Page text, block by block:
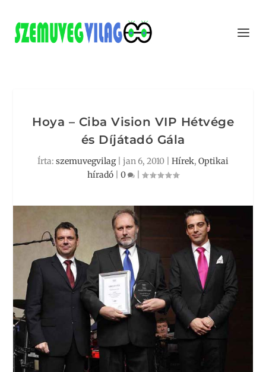
Hoya – Ciba Vision VIP Hétvége
és Díjátadó Gála
Írta: szemuvegvilag| jan 6, 2010 Hírek, Optikai
híradó
0